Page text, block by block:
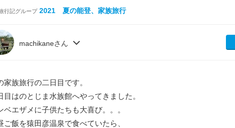
行記グループ 2021 夏の能登、家族旅行
machikaneさん
家族旅行の二日目です。
目はのとじま水族館へやってきました。
ベエザメに子供たちも大喜び。。。
ご飯を猿田彦温泉で食べていたら、